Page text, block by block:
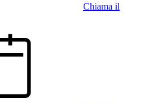
Chiama il